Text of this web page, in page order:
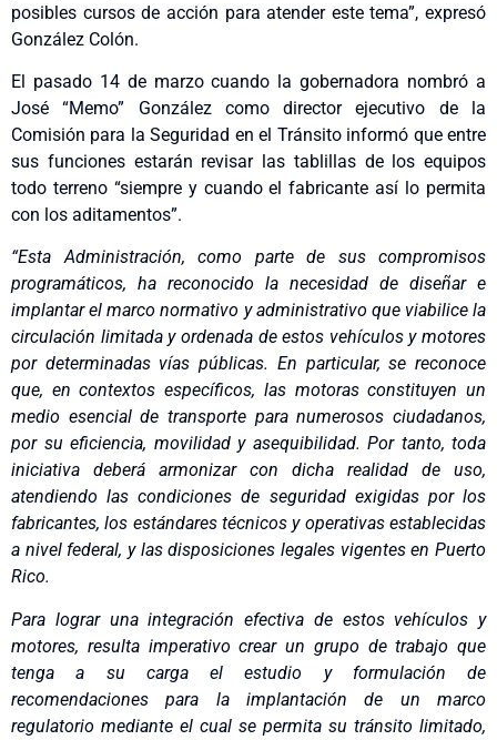
posibles cursos de acción para atender este tema”, expresó
González Colón.
El pasado 14 de marzo cuando la gobernadora nombró a
José “Memo” González como director ejecutivo de la
Comisión para la Seguridad en el Tránsito informó que entre
sus funciones estarán revisar las tablillas de los equipos
todo terreno “siempre y cuando el fabricante así lo permita
con los aditamentos”.
“Esta Administración, como parte de sus compromisos
programáticos, ha reconocido la necesidad de diseñar e
implantar el marco normativo y administrativo que viabilice la
circulación limitada y ordenada de estos vehículos y motores
por determinadas vías públicas. En particular, se reconoce
que, en contextos específicos, las motoras constituyen un
medio esencial de transporte para numerosos ciudadanos,
por su eficiencia, movilidad y asequibilidad. Por tanto, toda
iniciativa deberá armonizar con dicha realidad de uso,
atendiendo las condiciones de seguridad exigidas por los
fabricantes, los estándares técnicos y operativas establecidas
a nivel federal, y las disposiciones legales vigentes en Puerto
Rico.
Para lograr una integración efectiva de estos vehículos y
motores, resulta imperativo crear un grupo de trabajo que
tenga a su carga el estudio y formulación de
recomendaciones para la implantación de un marco
regulatorio mediante el cual se permita su tránsito limitado,